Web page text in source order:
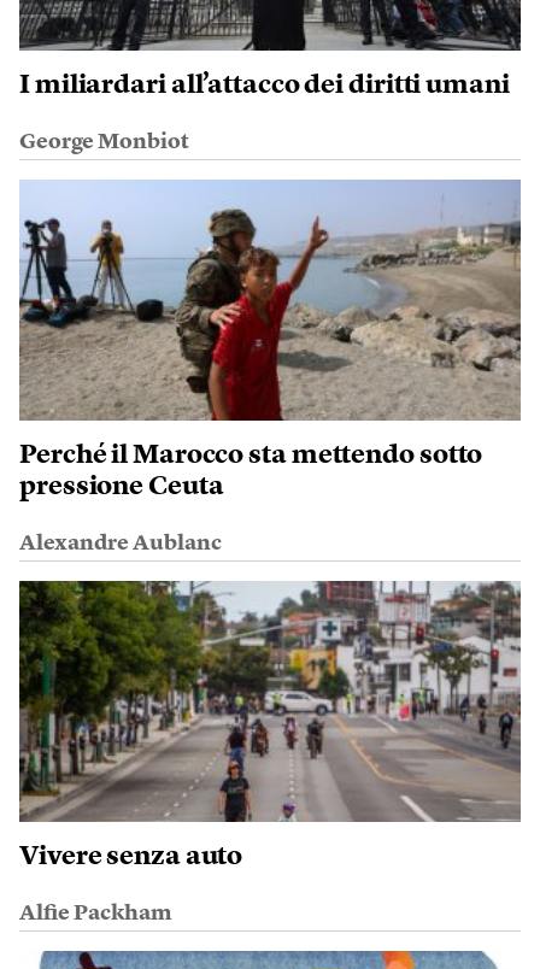
I miliardari all’attacco dei diritti umani
George Monbiot
Perché il Marocco sta mettendo sotto
pressione Ceuta
Alexandre Aublanc
Vivere senza auto
Alfie Packham